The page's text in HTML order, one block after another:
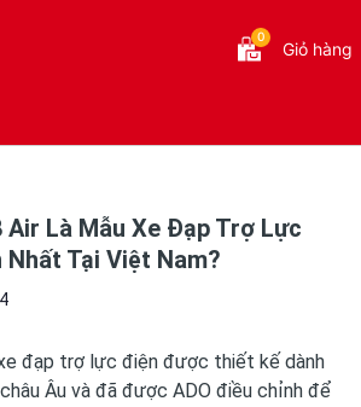
0
Giỏ hàng
Air Là Mẫu Xe Đạp Trợ Lực
Tại Việt Nam?
đạp trợ lực điện được thiết kế dành
Âu và đã được ADO điều chỉnh để